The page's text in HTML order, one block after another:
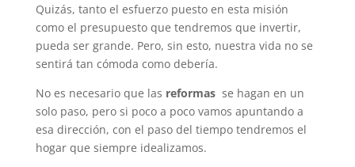
Quizás, tanto el esfuerzo puesto en esta misión
como el presupuesto que tendremos que invertir,
pueda ser grande. Pero, sin esto, nuestra vida no se
sentirá tan cómoda como debería.
No es necesario que las reformas se hagan en un
solo paso, pero si poco a poco vamos apuntando a
esa dirección, con el paso del tiempo tendremos el
hogar que siempre idealizamos.